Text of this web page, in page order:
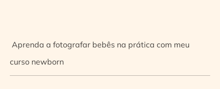
Aprenda a fotografar bebês na prática com meu
curso newborn